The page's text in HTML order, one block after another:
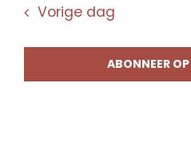
2022
datum.
Vorige dag
ABONNEER